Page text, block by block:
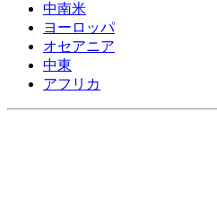
中南米
ヨーロッパ
オセアニア
中東
アフリカ